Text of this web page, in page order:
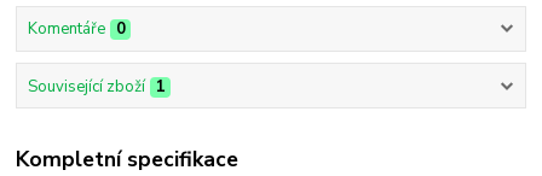
Komentáře 0
Související zboží 1
Kompletní specifikace